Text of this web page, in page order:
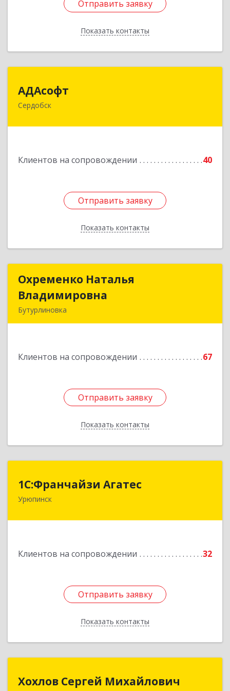
Отправить заявку
Показать контакты
Отправить заявку
Назад
АДАсофт
Сердобск
Клиентов на сопровождении 40
Отправить заявку
Показать контакты
Отправить заявку
Назад
Охременко Наталья
Владимировна
Бутурлиновка
Клиентов на сопровождении 67
Отправить заявку
Показать контакты
Охременко Наталья
Отправить заявку
Назад
1С:Франчайзи Агатес
Урюпинск
Клиентов на сопровождении 32
Отправить заявку
Показать контакты
403113, Волгоградская обл, Урюпинск г, Ленина
Отправить заявку
Назад
Хохлов Сергей Михайлович
Хохлов Сергей Михайлович